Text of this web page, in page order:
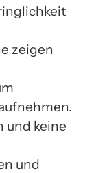
zeigen
und keine
und